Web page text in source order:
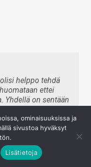
helppo tehdä
ettei
Yhdellä on sentään
Toivoisin
virkistäisi.
ominaisuuksissa ja
sivustoa hyväksyt
Lisätietoja